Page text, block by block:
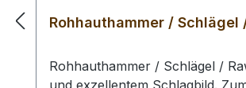
Rohhauthammer / Schlägel
Rohhauthammer / Schlägel /